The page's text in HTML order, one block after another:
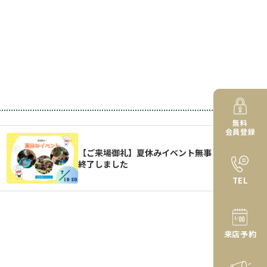
【ご来場御礼】夏休みイベント無事
終了しました
無料
会員登録
TEL
来店予約